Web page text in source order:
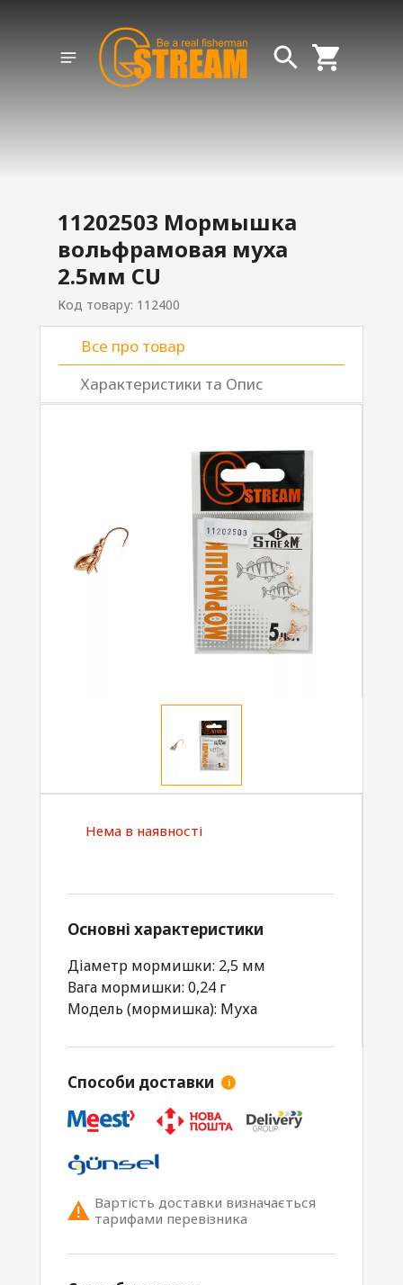
11202503 Мормышка
вольфрамовая муха
2.5мм CU
Код товару: 112400
Все про товар
Характеристики та Опис
Нема в наявності
Основні характеристики
Діаметр мормишки: 2,5 мм
Вага мормишки: 0,24 г
Модель (мормишка): Муха
Способи доставки i
Вартість доставки визначається
тарифами перевізника